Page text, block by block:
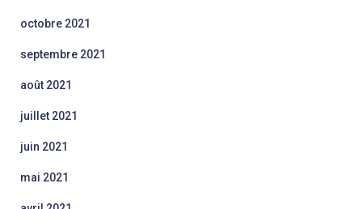
octobre 2021
septembre 2021
août 2021
juillet 2021
juin 2021
mai 2021